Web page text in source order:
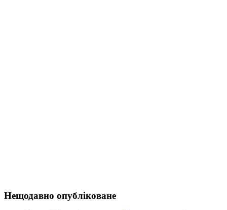
Нещодавно опубліковане